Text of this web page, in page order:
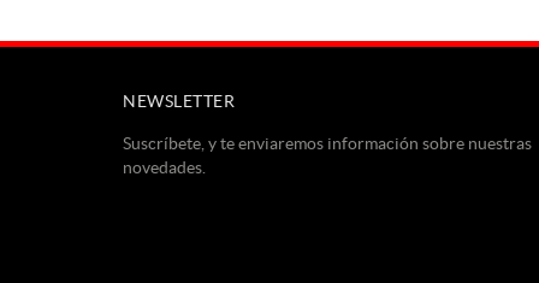
NEWSLETTER
Suscríbete, y te enviaremos información sobre nuestras
novedades.